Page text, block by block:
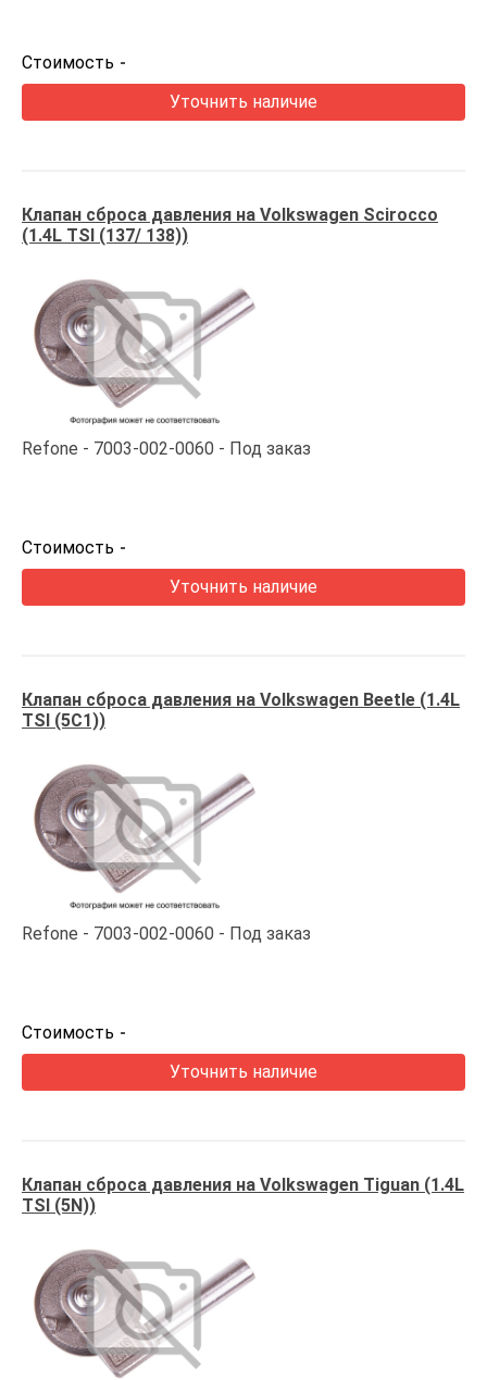
Стоимость -
Уточнить наличие
Клапан сброса давления на Volkswagen Scirocco
(1.4L TSI (137/ 138))
Refone 7003-002-0060 Под заказ
Стоимость -
Уточнить наличие
Клапан сброса давления на Volkswagen Beetle (1.4L
TSI (5C1))
Refone 7003-002-0060 Под заказ
Стоимость -
Уточнить наличие
Клапан сброса давления на Volkswagen Tiguan (1.4L
TSI (5N))